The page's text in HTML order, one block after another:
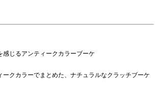
感じるアンティークカラーブーケ
ークカラーでまとめた、ナチュラルなクラッチブーケ